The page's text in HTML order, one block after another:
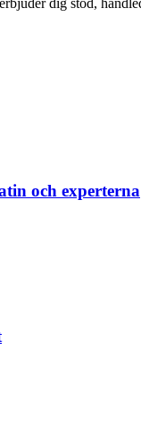
dig stöd,
och experterna